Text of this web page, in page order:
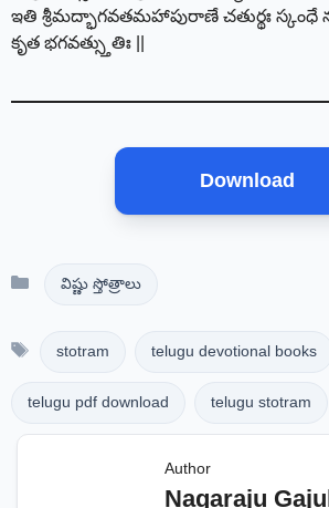
ఇతి శ్రీమద్భాగవతమహాపురాణే చతుర్థః
కృత భగవత్స్తుతిః ||
Download
Categories
విష్ణు స్తోత్రాలు
Tagsstotram telugu devotional books
telugu pdf download telugu stotram
Author
Nagaraju